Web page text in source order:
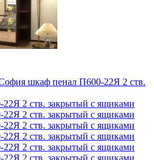
шкаф пенал П600-22Я 2 ств.